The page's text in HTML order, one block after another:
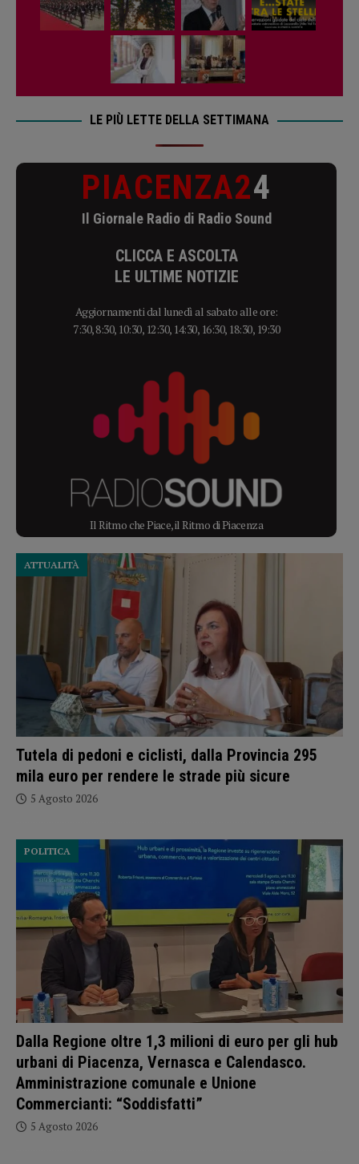
LE PIÙ LETTE DELLA SETTIMANA
PIACENZA24
Il Giornale Radio di Radio Sound
CLICCA E ASCOLTA
LE ULTIME NOTIZIE
Aggiornamenti dal lunedì al sabato alle ore:
7:30, 8:30, 10:30, 12:30, 14:30, 16:30, 18:30, 19:30
Il Ritmo che Piace, il Ritmo di Piacenza
Tutela di pedoni e ciclisti, dalla Provincia 295
mila euro per rendere le strade più sicure
ATTUALITÀ
5 Agosto 2026
Dalla Regione oltre 1,3 milioni di euro per gli hub
urbani di Piacenza, Vernasca e Calendasco.
Amministrazione comunale e Unione
Commercianti: “Soddisfatti”
POLITICA
5 Agosto 2026